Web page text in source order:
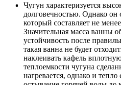
Чугун характеризуется
долговечностью. Однако он
который составляет не
Значительная масса ванны
устойчивость после
такая ванна не будет
наклеивать кафель
теплоемкости чугуна
нагревается, однако и тепло